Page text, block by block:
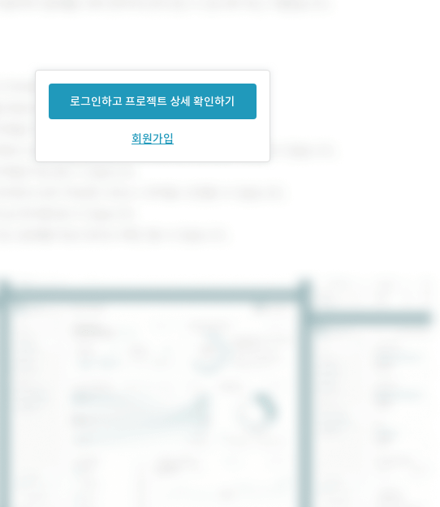
로그인하고 프로젝트 상세 확인하기
회원가입